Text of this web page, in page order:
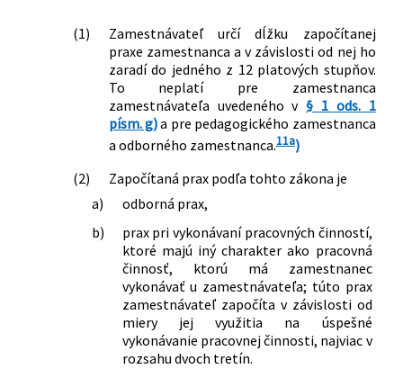
(1)
Zamestnávateľ určí dĺžku započítanej
praxe zamestnanca a v závislosti od nej ho
zaradí do jedného z 12 platových stupňov.
To neplatí pre zamestnanca
zamestnávateľa uvedeného v§ 1 ods. 1
písm. g)a pre pedagogického zamestnanca
a odborného zamestnanca.11a)
(2)
Započítaná prax podľa tohto zákona je
a)
odborná prax,
b)
prax pri vykonávaní pracovných činností,
ktoré majú iný charakter ako pracovná
činnosť, ktorú má zamestnanec
vykonávať u zamestnávateľa; túto prax
zamestnávateľ započíta v závislosti od
miery jej využitia na úspešné
vykonávanie pracovnej činnosti, najviac v
rozsahu dvoch tretín.